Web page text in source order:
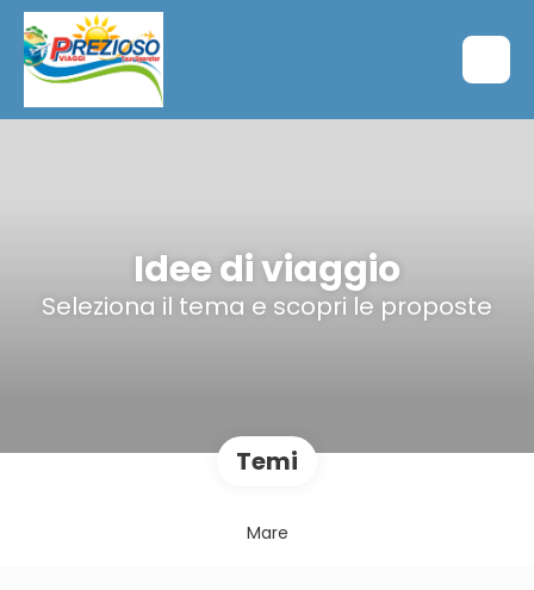
Idee di viaggio
Seleziona il tema e scopri le proposte
Temi
Mare